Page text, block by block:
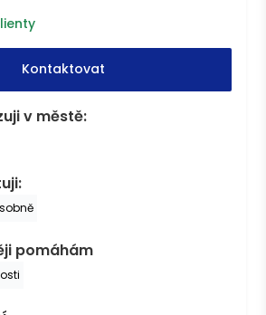
Kontaktovat
v městě:
pomáhám